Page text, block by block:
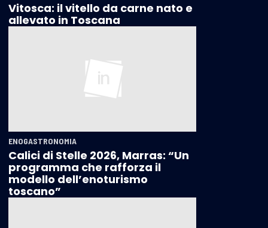
Vitosca: il vitello da carne nato e
allevato in Toscana
ENOGASTRONOMIA
Calici di Stelle 2026, Marras: “Un
programma che rafforza il
modello dell’enoturismo
toscano”